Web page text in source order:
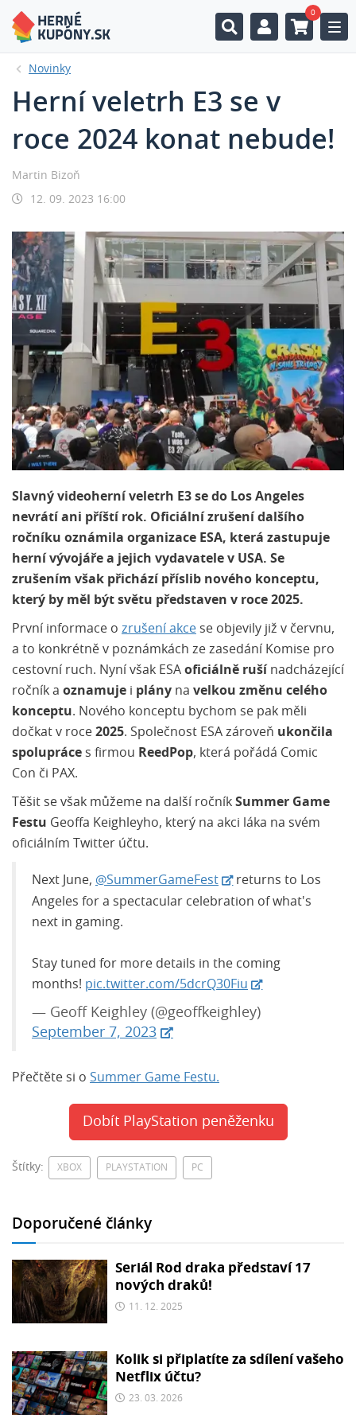
0
Novinky
Herní veletrh E3 se v
roce 2024 konat nebude!
Martin Bizoň
12. 09. 2023 16:00
Slavný videoherní veletrh E3 se do Los Angeles
nevrátí ani příští rok. Oficiální zrušení dalšího
ročníku oznámila organizace ESA, která zastupuje
herní vývojáře a jejich vydavatele v USA. Se
zrušením však přichází příslib nového konceptu,
který by měl být světu představen v roce 2025.
První informace o zrušení akce se objevily již v červnu,
a to konkrétně v poznámkách ze zasedání Komise pro
cestovní ruch. Nyní však ESA oficiálně ruší nadcházející
ročník a oznamuje i plány na velkou změnu celého
konceptu. Nového konceptu bychom se pak měli
dočkat v roce 2025. Společnost ESA zároveň ukončila
spolupráce s firmou ReedPop, která pořádá Comic
Con či PAX.
Těšit se však můžeme na další ročník Summer Game
Festu Geoffa Keighleyho, který na akci láka na svém
oficiálním Twitter účtu.
Next June, @SummerGameFest
returns to Los
Angeles for a spectacular celebration of what's
next in gaming.
Stay tuned for more details in the coming
months! pic.twitter.com/5dcrQ30Fiu
— Geoff Keighley (@geoffkeighley)
September 7, 2023
Přečtěte si o Summer Game Festu.
Dobít PlayStation peněženku
Štítky: XBOX PLAYSTATION PC
Doporučené články
Seriál Rod draka představí 17
nových draků!
11. 12. 2025
Kolik si připlatíte za sdílení vašeho
Netflix účtu?
23. 03. 2026